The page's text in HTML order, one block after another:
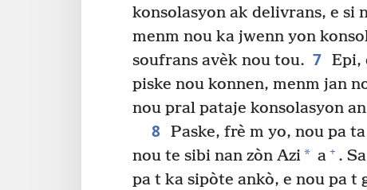
konsolasyon ak delivrans, e si
menm nou ka jwenn yon
soufrans avèk nou tou. 7 Epi,
piske nou konnen, menm jan
nou pral pataje konsolasyon an
8 Paske, frè m yo, nou pa
nou te sibi nan zòn Azi* a + .
pa t ka sipòte ankò, e nou pa t